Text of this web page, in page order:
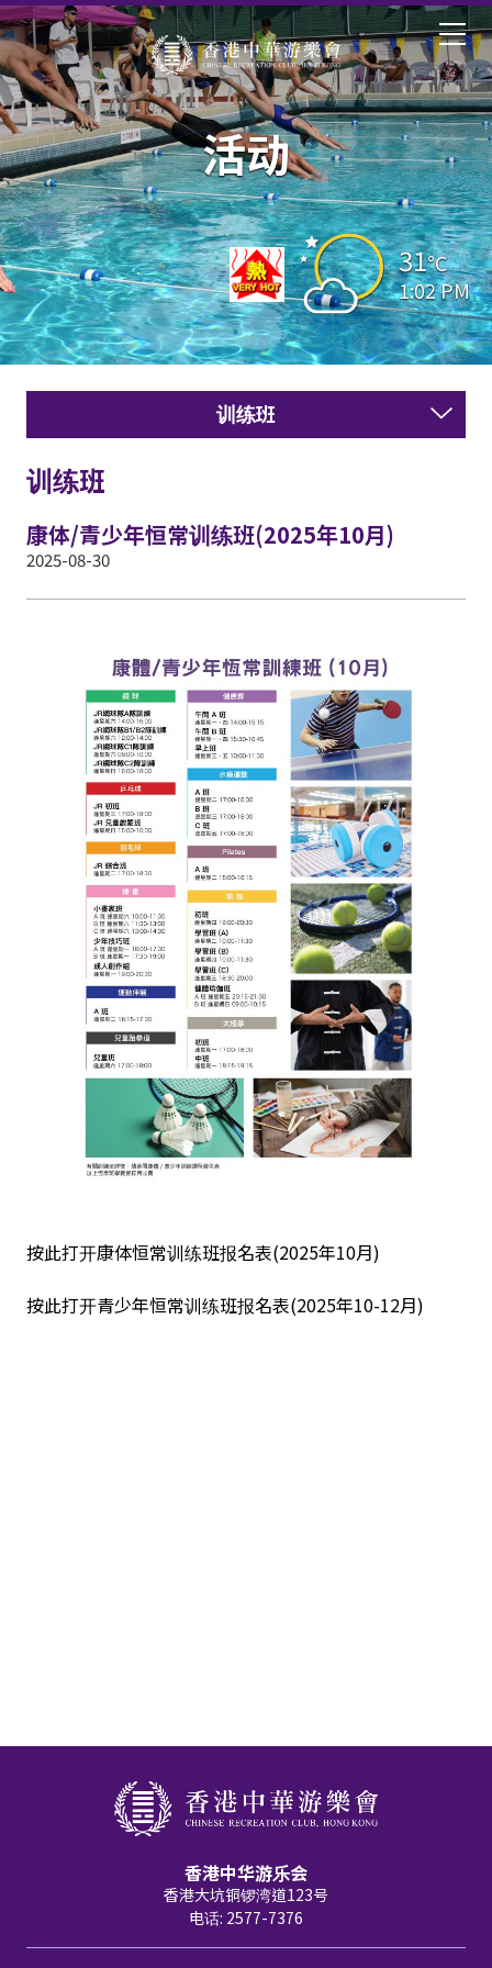
31°C
1:02 PM
活动
训练班
训练班
康体/青少年恒常训练班(2025年10月)
2025-08-30
按此打开康体恒常训练班报名表(2025年10月)
按此打开青少年恒常训练班报名表(2025年10-12月)
香港中华游乐会
香港大坑铜锣湾道123号
电话: 2577-7376